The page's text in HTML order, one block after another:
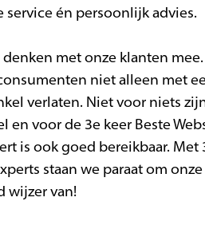
én persoonlijk advies.
met onze klanten
niet alleen met
verlaten. Niet voor niets
en voor de 3e keer Beste
is ook goed bereikbaar. Met
staan we paraat om
wijzer van!